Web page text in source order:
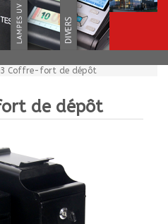
Coffre-fort de dépôt
de dépôt